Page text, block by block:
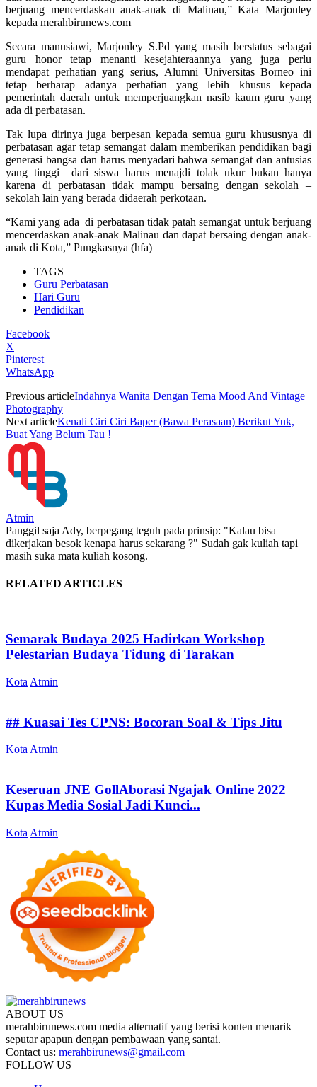
berjuang mencerdaskan anak-anak di Malinau,” Kata Marjonley
kepada merahbirunews.com
Secara manusiawi, Marjonley S.Pd yang masih berstatus sebagai
guru honor tetap menanti kesejahteraannya yang juga perlu
mendapat perhatian yang serius, Alumni Universitas Borneo ini
tetap berharap adanya perhatian yang lebih khusus kepada
pemerintah daerah untuk memperjuangkan nasib kaum guru yang
ada di perbatasan.
Tak lupa dirinya juga berpesan kepada semua guru khususnya di
perbatasan agar tetap semangat dalam memberikan pendidikan bagi
generasi bangsa dan harus menyadari bahwa semangat dan antusias
yang tinggi dari siswa harus menajdi tolak ukur bukan hanya
karena di perbatasan tidak mampu bersaing dengan sekolah –
sekolah lain yang berada didaerah perkotaan.
“Kami yang ada di perbatasan tidak patah semangat untuk berjuang
mencerdaskan anak-anak Malinau dan dapat bersaing dengan anak-
anak di Kota,” Pungkasnya (hfa)
TAGS
Guru Perbatasan
Hari Guru
Pendidikan
Facebook
X
Pinterest
WhatsApp
Previous articleIndahnya Wanita Dengan Tema Mood And Vintage
Photography
Next articleKenali Ciri Ciri Baper (Bawa Perasaan) Berikut Yuk,
Buat Yang Belum Tau !
Atmin
Panggil saja Ady, berpegang teguh pada prinsip: "Kalau bisa
dikerjakan besok kenapa harus sekarang ?" Sudah gak kuliah tapi
masih suka mata kuliah kosong.
RELATED ARTICLES
Semarak Budaya 2025 Hadirkan Workshop
Pelestarian Budaya Tidung di Tarakan
Kota Atmin
## Kuasai Tes CPNS: Bocoran Soal & Tips Jitu
Kota Atmin
Keseruan JNE GollAborasi Ngajak Online 2022
Kupas Media Sosial Jadi Kunci...
Kota Atmin
ABOUT US
merahbirunews.com media alternatif yang berisi konten menarik
seputar apapun dengan pembawaan yang santai.
Contact us: merahbirunews@gmail.com
FOLLOW US